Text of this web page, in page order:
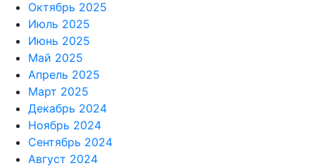
Октябрь 2025
Июль 2025
Июнь 2025
Май 2025
Апрель 2025
Март 2025
Декабрь 2024
Ноябрь 2024
Сентябрь 2024
Август 2024